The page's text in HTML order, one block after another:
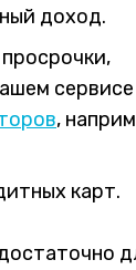
доход.
сервисе
,
карт.